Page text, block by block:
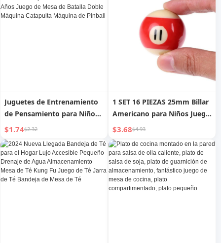
Entretenimiento Diversión
Juguetes de Entrenamiento
de Pensamiento para Niños
de 3 Años 4-6 Años Juego de
Mesa de Batalla Doble
Máquina Catapulta Máquina
de Pinball
$1.74$2.32
1 SET 16 PIEZAS 25mm Billar
Americano para Niños Juego
de Mesa Mini Bolas de Billar
Juego Completo Suministros
de Juego
$3.68$4.93